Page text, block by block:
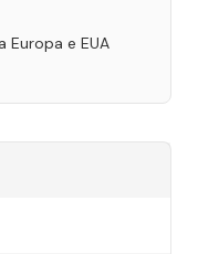
Europa e EUA